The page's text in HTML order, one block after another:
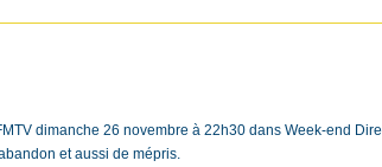
dimanche 26 novembre à 22h30 dans Week-end
et aussi de mépris.